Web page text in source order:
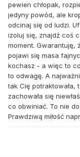
pewien chłopak,
jedyny powód, ale
odcinaj się od ludzi.
izoluj się, znajdź coś
moment. Gwarantuję,
pojawi się masa
kochasz - a więc to
to odwagę. A
tak Cię potraktowała,
zachowała się
co obwiniać. To nie
Prawdziwą miłość